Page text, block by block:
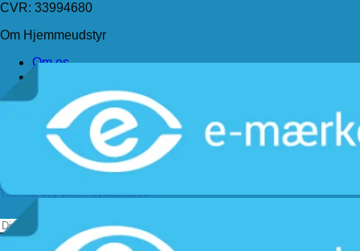
CVR: 33994680
Om Hjemmeudstyr
Om os
Levering
Kundeservice
Returnering
Privatlivspolitik
Tilmeld dig vores nyhedsbrev